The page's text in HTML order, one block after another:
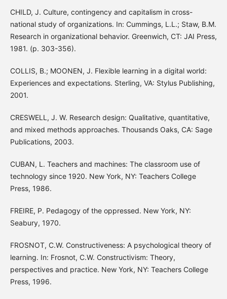
CHILD, J. Culture, contingency and capitalism in cross-
national study of organizations. In: Cummings, L.L.; Staw, B.M.
Research in organizational behavior. Greenwich, CT: JAI Press,
1981. (p. 303-356).
COLLIS, B.; MOONEN, J. Flexible learning in a digital world:
Experiences and expectations. Sterling, VA: Stylus Publishing,
2001.
CRESWELL, J. W. Research design: Qualitative, quantitative,
and mixed methods approaches. Thousands Oaks, CA: Sage
Publications, 2003.
CUBAN, L. Teachers and machines: The classroom use of
technology since 1920. New York, NY: Teachers College
Press, 1986.
FREIRE, P. Pedagogy of the oppressed. New York, NY:
Seabury, 1970.
FROSNOT, C.W. Constructiveness: A psychological theory of
learning. In: Frosnot, C.W. Constructivism: Theory,
perspectives and practice. New York, NY: Teachers College
Press, 1996.